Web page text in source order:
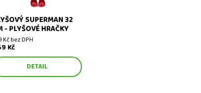
SUPERMAN 32
- PLYŠOVÉ HRAČKY
Kč bez DPH
Kč
DETAIL